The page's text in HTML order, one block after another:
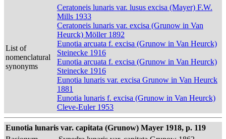
List of
nomenclatural
synonyms
Ceratoneis lunaris var. lusus excisa (Mayer) F.W.
Mills 1933
Ceratoneis lunaris var. excisa (Grunow in Van
Heurck) Möller 1892
Eunotia arcuata f. excisa (Grunow in Van Heurck)
Steinecke 1916
Eunotia arcuata f. excisa (Grunow in Van Heurck)
Steinecke 1916
Eunotia lunaris var. excisa Grunow in Van Heurck
1881
Eunotia lunaris f. excisa (Grunow in Van Heurck)
Cleve-Euler 1953
Eunotia lunaris var. capitata (Grunow) Mayer 1918, p. 119